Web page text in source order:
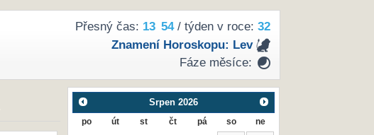
Přesný čas: 13 54/ týden v roce: 32
Znamení Horoskopu: Lev
Fáze měsíce:
Srpen 2026
po út st čt pá so ne